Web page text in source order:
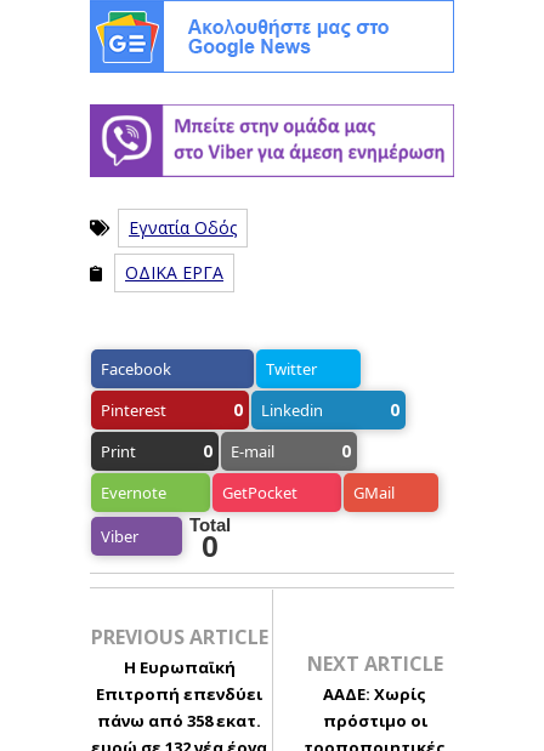
Εγνατία Οδός
ΟΔΙΚΑ ΕΡΓΑ
Facebook
Twitter
Pinterest
0 Linkedin 0
Print 0 E-mail 0
Evernote GetPocket GMail
Viber
Total
0
PREVIOUS ARTICLE
Η Ευρωπαϊκή
Επιτροπή επενδύει
πάνω από 358 εκατ.
NEXT ARTICLE
ΑΑΔΕ: Χωρίς
πρόστιμο οι